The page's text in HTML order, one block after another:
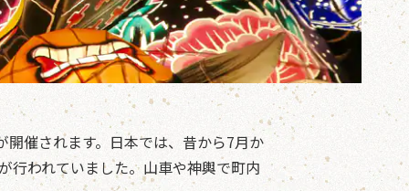
催されます。日本では、昔から7月か
行われていました。山車や神輿で町内